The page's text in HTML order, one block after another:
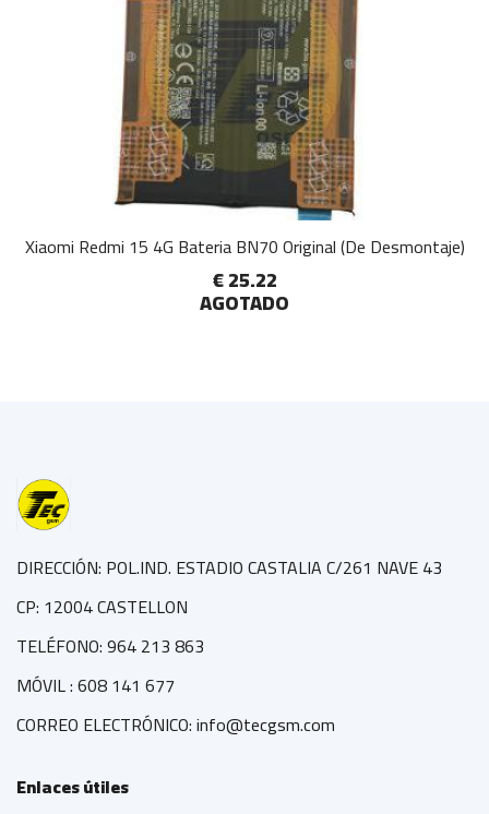
Xiaomi Redmi 15 4G Bateria BN70 Original (De Desmontaje)
€ 25.22
AGOTADO
DIRECCIÓN: POL.IND. ESTADIO CASTALIA C/261 NAVE 43
CP: 12004 CASTELLON
TELÉFONO: 964 213 863
MÓVIL : 608 141 677
CORREO ELECTRÓNICO: info@tecgsm.com
Enlaces útiles